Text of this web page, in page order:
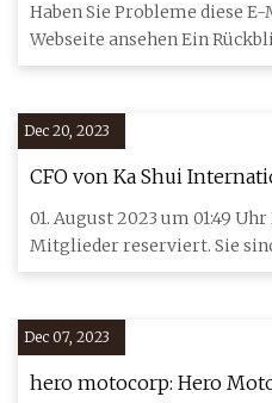
Haben Sie Probleme diese E-
Webseite ansehen Ein
Juli 2023 Als An
Dec 20, 2023
CFO von Ka Shui
01. August 2023 um 01:49
Mitglieder reserviert. Sie sind
Mitglied ?
Dec 07, 2023
hero motocorp: Hero